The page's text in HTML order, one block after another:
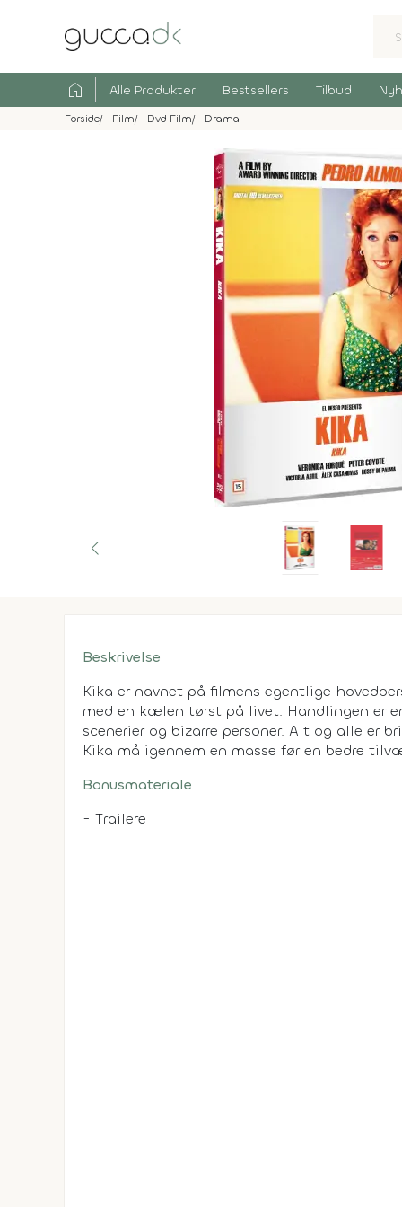
home Alle Produkter Bestsellers Tilbud
Forside Film Dvd Film Drama
Beskrivelse
Kika er navnet på filmens egentlige
med en kælen tørst på livet. Handlingen er
scenerier og bizarre personer. Alt og alle er
Kika må igennem en masse før en bedre
Bonusmateriale
- Trailere